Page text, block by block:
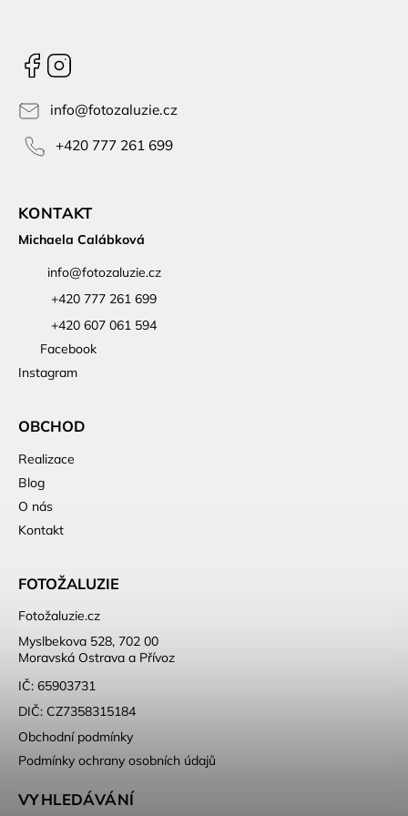
Facebook
info@fotozaluzie.cz
+420 777 261 699
KONTAKT
Michaela Calábková
info@fotozaluzie.cz
+420 777 261 699
+420 607 061 594
Facebook
Instagram
OBCHOD
Realizace
Blog
O nás
Kontakt
FOTOŽALUZIE
Fotožaluzie.cz
Myslbekova 528, 702 00
Moravská Ostrava a Přívoz
IČ: 65903731
DIČ: CZ7358315184
Obchodní podmínky
Podmínky ochrany osobních údajů
VYHLEDÁVÁNÍ